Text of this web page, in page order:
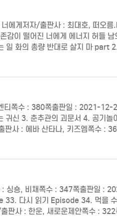
에게저자/출판사 : 최대호, 떠오름
떨어진 너에게 에너지 허들 남
일 화의 총량 반대로 살지 마 part
티쪽수 : 380쪽출판일 : 2021-12-
신 3. 춘추관의 괴문서 4. 공기놀
판사 : 에바 산타나, 키즈엠쪽수 :
: 싱숑, 비채쪽수 : 347쪽출판일 :
다시 읽기 Episode 34. 먹을
판사 : 한운, 새로운제안쪽수 : 322